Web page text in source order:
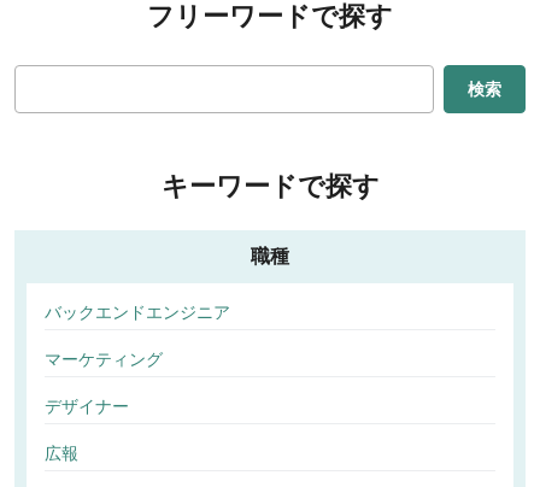
フリーワードで探す
検索
キーワードで探す
職種
バックエンドエンジニア
マーケティング
デザイナー
広報